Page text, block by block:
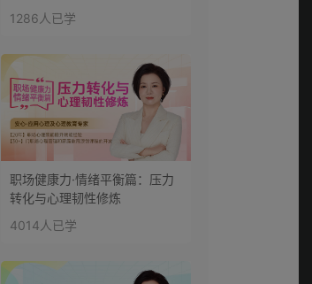
1286人已学
职场健康力·情绪平衡篇：压力
转化与心理韧性修炼
4014人已学